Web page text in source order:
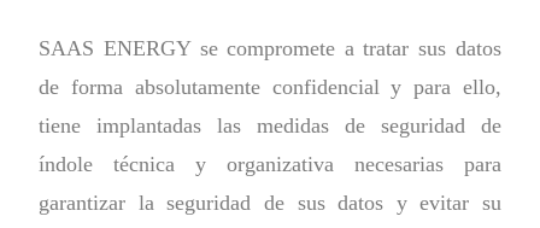
SAAS ENERGY se compromete a tratar sus datos
de forma absolutamente confidencial y para ello,
tiene implantadas las medidas de seguridad de
índole técnica y organizativa necesarias para
garantizar la seguridad de sus datos y evitar su